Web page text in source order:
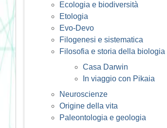
Ecologia e biodiversità
Etologia
Evo-Devo
Filogenesi e sistematica
Filosofia e storia della biologia
Casa Darwin
In viaggio con Pikaia
Neuroscienze
Origine della vita
Paleontologia e geologia